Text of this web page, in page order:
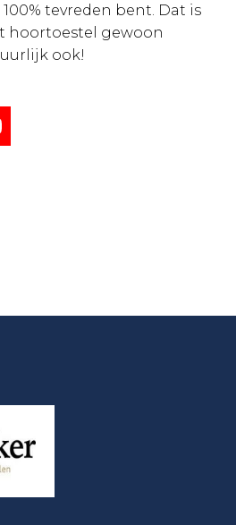
tevreden bent. Dat is
hoortoestel gewoon
ook!